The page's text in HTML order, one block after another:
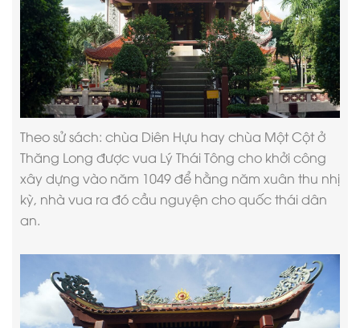
Theo sử sách: chùa Diên Hựu hay chùa Một Cột ở
Thăng Long được vua Lý Thái Tông cho khởi công
xây dựng vào năm 1049 để hằng năm xuân thu nhị
kỳ, nhà vua ra đó cầu nguyện cho quốc thái dân
an.